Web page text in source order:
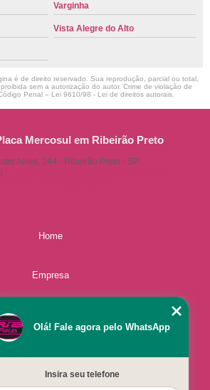
Varginha
Vista Alegre do Alto
é de direito reservado. Sua reprodução, parcial ou total,
sem a autorização do autor. Crime de violação de
Penal – Lei 9610/98 - Lei de direitos autorais
Mercosul em Ribeirão Preto
Alves, 244 - Ribeirão Preto - SP
Home
Empresa
Olá! Fale agora pelo WhatsApp
Insira seu telefone